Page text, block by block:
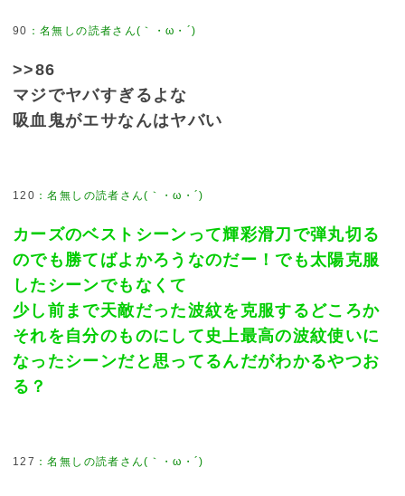
90
>>86
マジでヤバすぎるよな
吸血鬼がエサなんはヤバい
120
カーズのベストシーンって輝彩滑刀で弾丸切る
のでも勝てばよかろうなのだー！でも太陽克服
したシーンでもなくて
少し前まで天敵だった波紋を克服するどころか
それを自分のものにして史上最高の波紋使いに
なったシーンだと思ってるんだがわかるやつお
る？
127